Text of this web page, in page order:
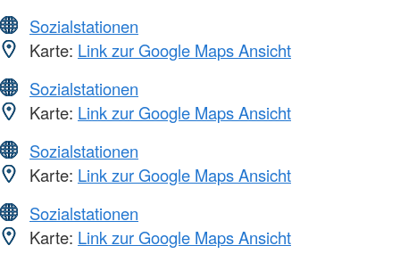
Sozialstationen
Karte: Link zur Google Maps Ansicht
Sozialstationen
Karte: Link zur Google Maps Ansicht
Sozialstationen
Karte: Link zur Google Maps Ansicht
Sozialstationen
Karte: Link zur Google Maps Ansicht